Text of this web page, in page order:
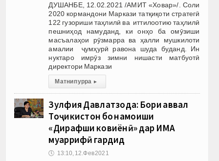
ДУШАНБЕ, 12.02.2021 /АМИТ «Ховар»/. Соли
2020 кормандони Маркази татқиқоти стратегӣ
122 гузориши таҳлилӣ ва иттилоотию таҳлилӣ
пешниҳод намуданд, ки онҳо ба омӯзиши
масъалаҳои рӯзмарра ва ҳалли мушкилоти
амалии ҷумҳурӣ равона шуда буданд. Ин
нуктаро имрӯз зимни нишасти матбуотӣ
директори Маркази
Матни пурра ▸
Зулфия Давлатзода: Бори аввал
Тоҷикистон бо намоиши
«Дирафши ковиёнӣ» дар ИМА
муаррифӣ гардид
🕔 13:10, 12.Фев 2021